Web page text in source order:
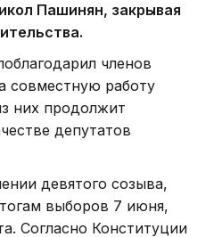
Пашинян, закрывая
членов
совместную работу
них продолжит
депутатов
девятого созыва,
выборов 7 июня,
Согласно Конституции